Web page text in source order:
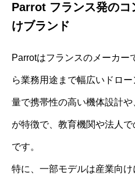
Parrot フランス発のコ
けブランド
Parrotはフランスのメーカー
ら業務用途まで幅広いドロ
量で携帯性の高い機体設計
が特徴で、教育機関や法人
です。
特に、一部モデルは産業向